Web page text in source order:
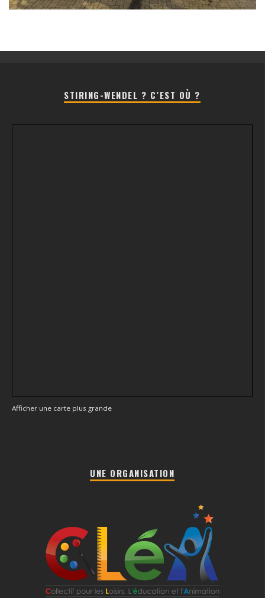
STIRING-WENDEL ? C’EST OÙ ?
Afficher une carte plus grande
UNE ORGANISATION